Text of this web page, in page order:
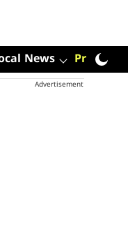
News Premium
Advertisement